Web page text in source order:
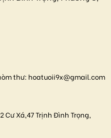
thư: hoatuoii9x@gmail.com
Cư Xá,47 Trịnh Đình Trọng,